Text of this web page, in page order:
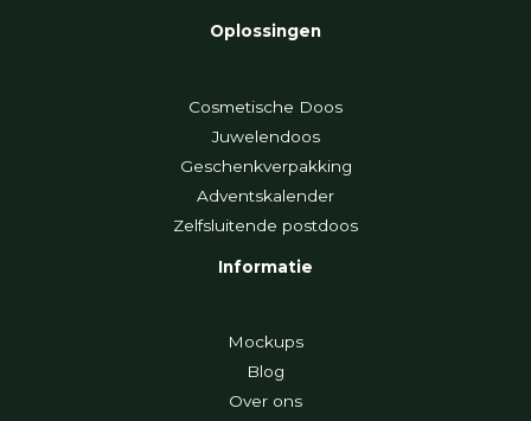
Oplossingen
Cosmetische Doos
Juwelendoos
Geschenkverpakking
Adventskalender
Zelfsluitende postdoos
Informatie
Mockups
Blog
Over ons